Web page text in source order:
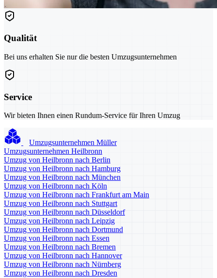
Qualität
Bei uns erhalten Sie nur die besten Umzugsunternehmen
Service
Wir bieten Ihnen einen Rundum-Service für Ihren Umzug
Umzugsunternehmen Müller
Umzugsunternehmen Heilbronn
Umzug von Heilbronn nach Berlin
Umzug von Heilbronn nach Hamburg
Umzug von Heilbronn nach München
Umzug von Heilbronn nach Köln
Umzug von Heilbronn nach Frankfurt am Main
Umzug von Heilbronn nach Stuttgart
Umzug von Heilbronn nach Düsseldorf
Umzug von Heilbronn nach Leipzig
Umzug von Heilbronn nach Dortmund
Umzug von Heilbronn nach Essen
Umzug von Heilbronn nach Bremen
Umzug von Heilbronn nach Hannover
Umzug von Heilbronn nach Nürnberg
Umzug von Heilbronn nach Dresden